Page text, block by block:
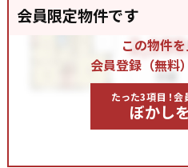
会員限定物件です
この物件
会員登録（無料
たった3項目！
ぼかし